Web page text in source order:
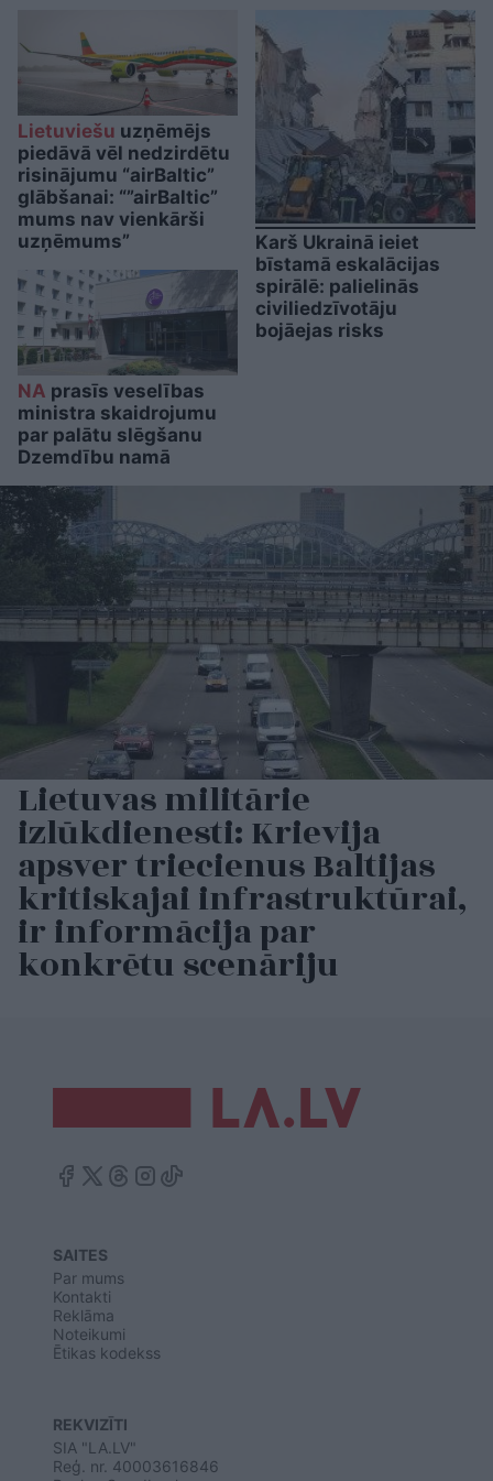
Lietuviešu uzņēmējs
piedāvā vēl nedzirdētu
risinājumu “airBaltic”
glābšanai: “”airBaltic”
mums nav vienkārši
uzņēmums”
NA prasīs veselības
ministra skaidrojumu
par palātu slēgšanu
Dzemdību namā
Karš Ukrainā ieiet
bīstamā eskalācijas
spirālē: palielinās
civiliedzīvotāju
bojāejas risks
Lietuvas militārie
izlūkdienesti: Krievija
apsver triecienus Baltijas
kritiskajai infrastruktūrai,
ir informācija par
konkrētu scenāriju
SAITES
Par mums
Kontakti
Reklāma
Noteikumi
Ētikas kodekss
REKVIZĪTI
SIA "LA.LV"
Reģ. nr. 40003616846